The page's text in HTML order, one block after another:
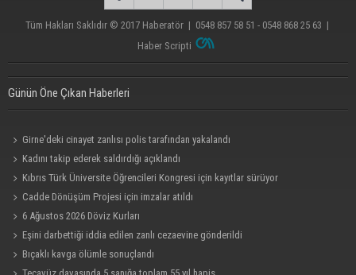
Tüm Hakları Saklıdır © 2017 Haberatör| 0548 857 58 51 - 0548 868 25 63 |
Haber Scripti
Günün Öne Çıkan Haberleri
Girne'deki cinayet zanlısı polis tarafından yakalandı
Kadını takip ederek saldırdığı açıklandı
Kıbrıs Türk Üniversite Öğrencileri Kongresi için kayıtlar sürüyor
Cadde Dönüşüm Projesi için imzalar atıldı
6 Ağustos 2026 Döviz Kurları
Eşini darbettiği iddia edilen zanlı cezaevine gönderildi
Bıçaklı kavga ölümle sonuçlandı